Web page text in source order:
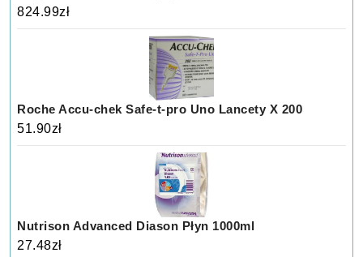
824.99zł
Roche Accu-chek Safe-t-pro Uno Lancety X 200
51.90zł
Nutrison Advanced Diason Płyn 1000ml
27.48zł